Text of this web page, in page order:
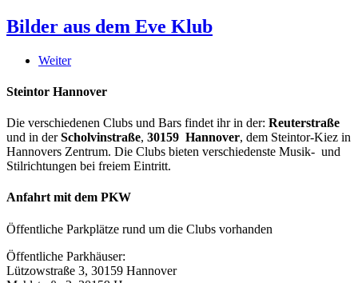
Bilder aus dem Eve Klub
Weiter
Steintor Hannover
Die verschiedenen Clubs und Bars findet ihr in der: Reuterstraße
und in derScholvinstraße, 30159 Hannover, dem Steintor-Kiez in
Hannovers Zentrum. Die Clubs bieten verschiedenste Musik- und
Stilrichtungen bei freiem Eintritt.
Anfahrt mit dem PKW
Öffentliche Parkplätze rund um die Clubs vorhanden
Öffentliche Parkhäuser:
Lützowstraße 3, 30159 Hannover